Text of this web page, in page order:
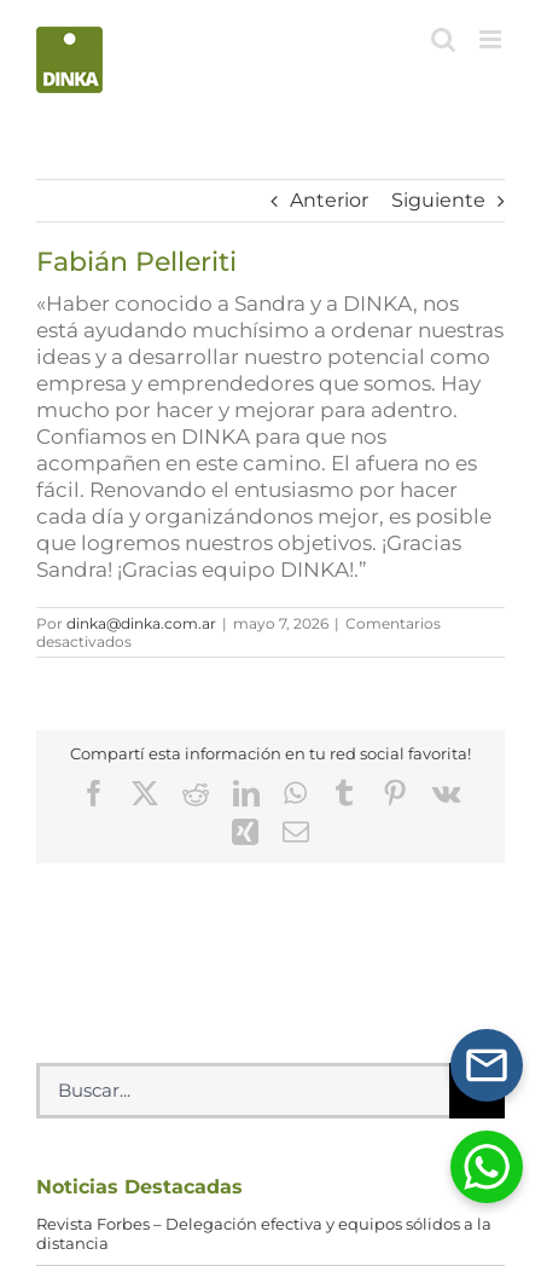
Anterior Siguiente
Fabián Pelleriti
«Haber conocido a Sandra y a DINKA, nos
está ayudando muchísimo a ordenar nuestras
ideas y a desarrollar nuestro potencial como
empresa y emprendedores que somos. Hay
mucho por hacer y mejorar para adentro.
Confiamos en DINKA para que nos
acompañen en este camino. El afuera no es
fácil. Renovando el entusiasmo por hacer
cada día y organizándonos mejor, es posible
que logremos nuestros objetivos. ¡Gracias
Sandra! ¡Gracias equipo DINKA!.”
Por dinka@dinka.com.ar | mayo 7, 2026 | Comentarios
desactivadosen
Fabián
Compartí esta información en tu red social favorita!
FacebookRedditLinkedInWhatsApp
TumblrPinterest
Vk
XingCorreo
Buscar:
Noticias Destacadas
Revista Forbes – Delegación efectiva y equipos sólidos a la
distancia